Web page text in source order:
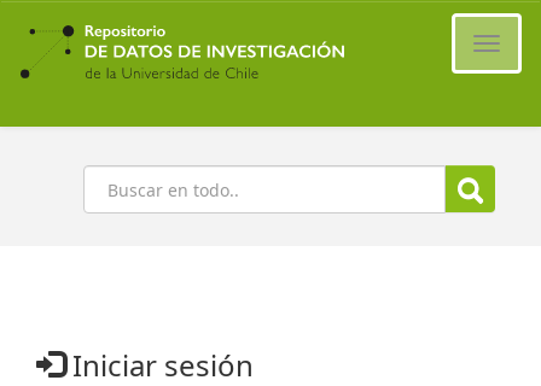
Ir
contenido
principal
Buscar
Iniciar sesión